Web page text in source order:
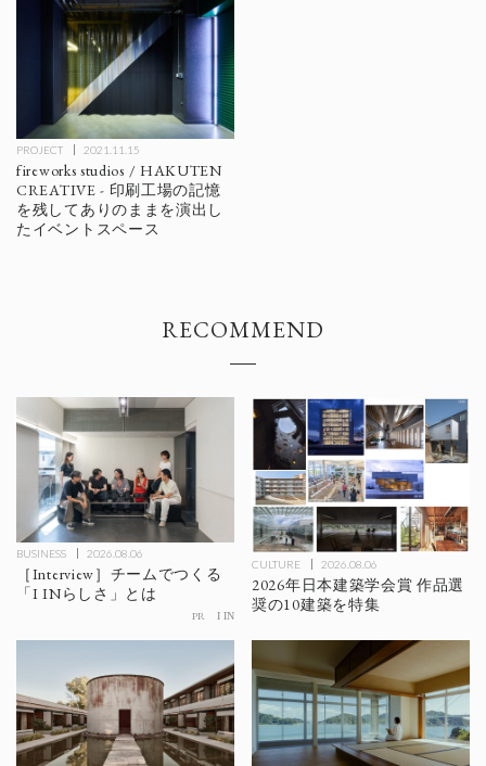
PROJECT 2021.11.15
fireworks studios / HAKUTEN
CREATIVE - 印刷工場の記憶
を残してありのままを演出し
たイベントスペース
RECOMMEND
BUSINESS 2026.08.06
［Interview］チームでつくる
「I INらしさ」とは
PR I IN
CULTURE 2026.08.06
2026年日本建築学会賞 作品選
奨の10建築を特集